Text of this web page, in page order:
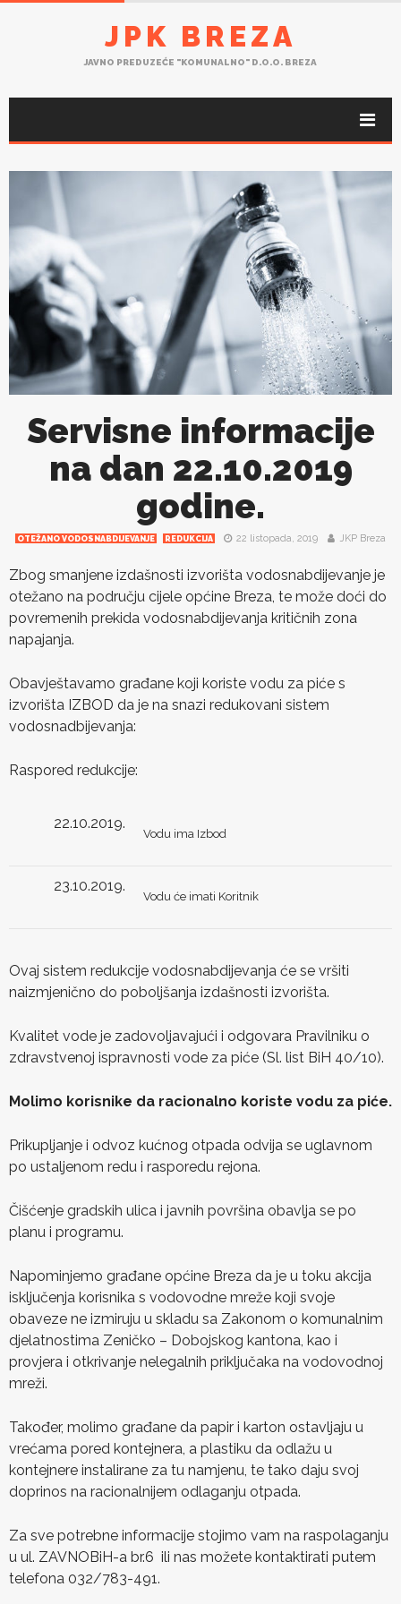
JPK BREZA
JAVNO PREDUZEĆE "KOMUNALNO" D.O.O. BREZA
Servisne informacije
na dan 22.10.2019
godine.
OTEŽANO VODOSNABDIJEVANJE REDUKCIJA 22 listopada, 2019 JKP Breza
Zbog smanjene izdašnosti izvorišta vodosnabdijevanje je
otežano na području cijele općine Breza, te može doći do
povremenih prekida vodosnabdijevanja kritičnih zona
napajanja.
Obavještavamo građane koji koriste vodu za piće s
izvorišta IZBOD da je na snazi redukovani sistem
vodosnadbijevanja:
Raspored redukcije:
22.10.2019.
Vodu ima Izbod
23.10.2019.
Vodu će imati Koritnik
Ovaj sistem redukcije vodosnabdijevanja će se vršiti
naizmjenično do poboljšanja izdašnosti izvorišta.
Kvalitet vode je zadovoljavajući i odgovara Pravilniku o
zdravstvenoj ispravnosti vode za piće (Sl. list BiH 40/10).
Molimo korisnike da racionalno koriste vodu za piće.
Prikupljanje i odvoz kućnog otpada odvija se uglavnom
po ustaljenom redu i rasporedu rejona.
Čišćenje gradskih ulica i javnih površina obavlja se po
planu i programu.
Napominjemo građane općine Breza da je u toku akcija
isključenja korisnika s vodovodne mreže koji svoje
obaveze ne izmiruju u skladu sa Zakonom o komunalnim
djelatnostima Zeničko – Dobojskog kantona, kao i
provjera i otkrivanje nelegalnih priključaka na vodovodnoj
mreži.
Također, molimo građane da papir i karton ostavljaju u
vrećama pored kontejnera, a plastiku da odlažu u
kontejnere instalirane za tu namjenu, te tako daju svoj
doprinos na racionalnijem odlaganju otpada.
Za sve potrebne informacije stojimo vam na raspolaganju
u ul. ZAVNOBiH-a br.6 ili nas možete kontaktirati putem
telefona 032/783-491.